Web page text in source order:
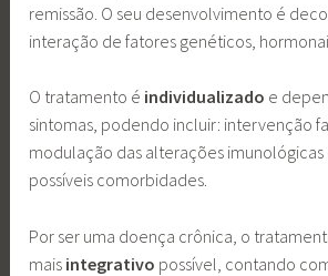
remissão. O seu desenvolvimento é
interação de fatores genéticos,
O tratamento é individualizado e
sintomas, podendo incluir: intervenção
modulação das alterações
possíveis comorbidades.
Por ser uma doença crônica, o
mais integrativo possível, contando